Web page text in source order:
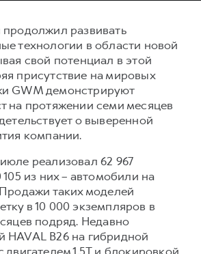
HAVAL
развивать
технологии в области новой
свой потенциал в этой
присутствие на мировых
GWM демонстрируют
на протяжении семи месяцев
о выверенной
компании.
реализовал 62 967
из них – автомобили на
таких моделей
в 10 000 экземпляров в
подряд. Недавно
HAVAL B26 на гибридной